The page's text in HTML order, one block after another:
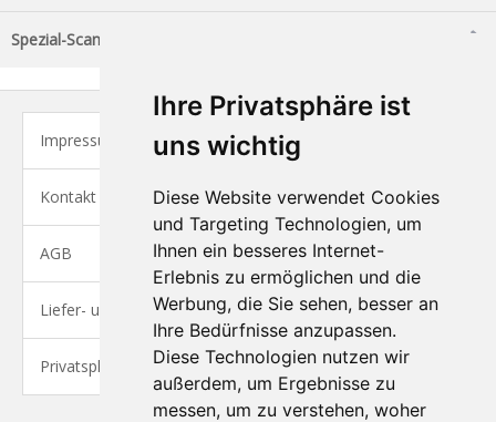
Ihre Privatsphäre ist
uns wichtig
Diese Website verwendet Cookies
und Targeting Technologien, um
Ihnen ein besseres Internet-
Erlebnis zu ermöglichen und die
Werbung, die Sie sehen, besser an
Ihre Bedürfnisse anzupassen.
Diese Technologien nutzen wir
außerdem, um Ergebnisse zu
messen, um zu verstehen, woher
Spezial-Scanner
Impressum
Kontakt
AGB
Liefer- und Versandkosten
Privatsphäre und Datenschutz